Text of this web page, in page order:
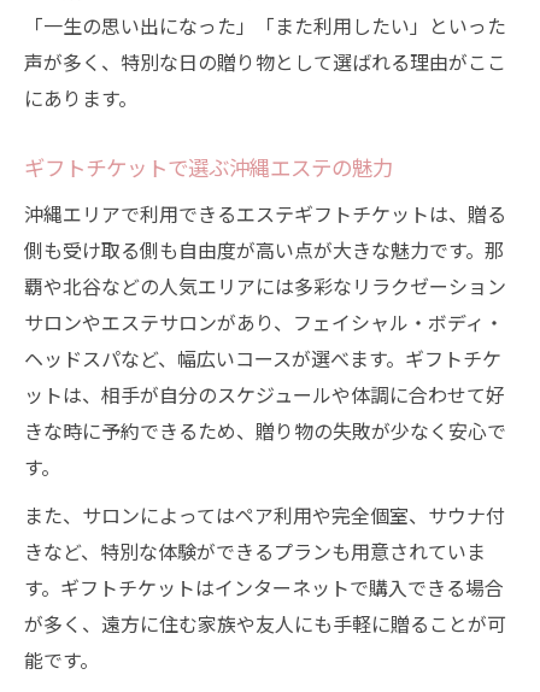
「一生の思い出になった」「また利用したい」といった
声が多く、特別な日の贈り物として選ばれる理由がここ
にあります。
ギフトチケットで選ぶ沖縄エステの魅力
沖縄エリアで利用できるエステギフトチケットは、贈る
側も受け取る側も自由度が高い点が大きな魅力です。那
覇や北谷などの人気エリアには多彩なリラクゼーション
サロンやエステサロンがあり、フェイシャル・ボディ・
ヘッドスパなど、幅広いコースが選べます。ギフトチケ
ットは、相手が自分のスケジュールや体調に合わせて好
きな時に予約できるため、贈り物の失敗が少なく安心で
す。
また、サロンによってはペア利用や完全個室、サウナ付
きなど、特別な体験ができるプランも用意されていま
す。ギフトチケットはインターネットで購入できる場合
が多く、遠方に住む家族や友人にも手軽に贈ることが可
能です。